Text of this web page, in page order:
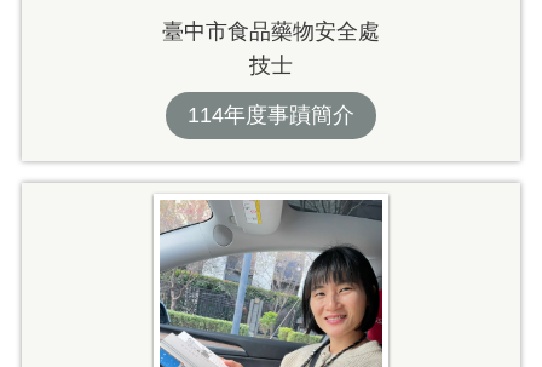
臺中市食品藥物安全處
技士
114年度事蹟簡介